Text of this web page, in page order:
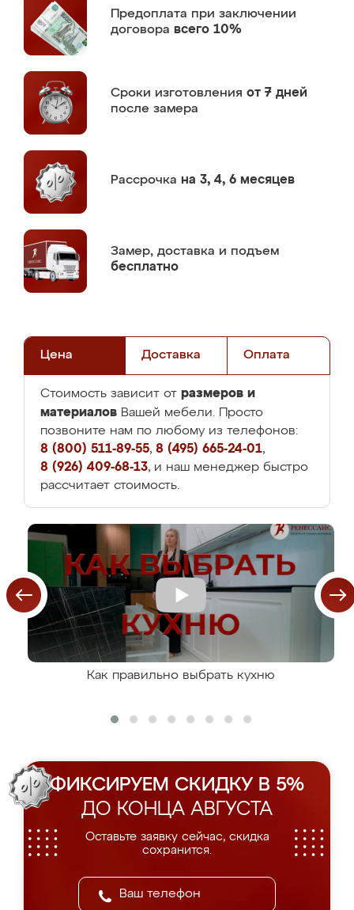
Предоплата при заключении
договора всего 10%
Сроки изготовления от 7 дней
после замера
Рассрочка на 3, 4, 6 месяцев
Замер, доставка и подъем
бесплатно
Цена Доставка Оплата
Стоимость зависит от размеров и
материалов Вашей мебели. Просто
позвоните нам по любому из телефонов:
8 (800) 511-89-55, 8 (495) 665-24-01,
8 (926) 409-68-13, и наш менеджер быстро
рассчитает стоимость.
Как правильно выбрать кухню
ФИКСИРУЕМ СКИДКУ В 5%
ДО КОНЦА АВГУСТА
Оставьте заявку сейчас, скидка
сохранится.